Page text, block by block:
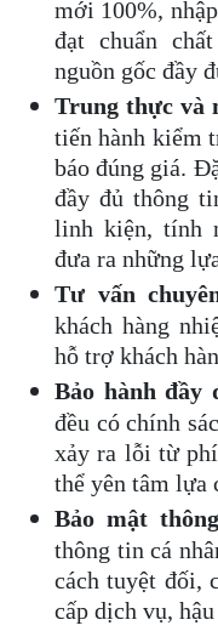
mới 100%,
đạt chuẩn
nguồn gốc đầy
Trung thực và
tiến hành kiểm
báo đúng giá.
đầy đủ thông
linh kiện, tính
đưa ra những
Tư vấn
khách hàng
hỗ trợ khách
Bảo hành
đều có chính
xảy ra lỗi từ
thể yên tâm lựa
Bảo mật
thông tin cá
cách tuyệt đối,
cấp dịch vụ,